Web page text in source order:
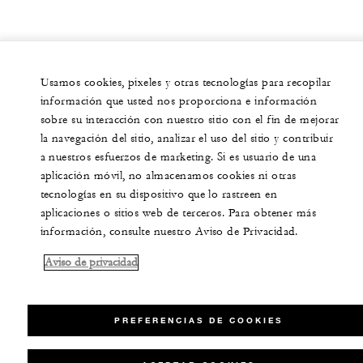
Usamos cookies, pixeles y otras tecnologías para recopilar
información que usted nos proporciona e información
sobre su interacción con nuestro sitio con el fin de mejorar
la navegación del sitio, analizar el uso del sitio y contribuir
a nuestros esfuerzos de marketing. Si es usuario de una
aplicación móvil, no almacenamos cookies ni otras
tecnologías en su dispositivo que lo rastreen en
aplicaciones o sitios web de terceros. Para obtener más
información, consulte nuestro Aviso de Privacidad.
Aviso de privacidad
PREFERENCIAS DE COOKIES